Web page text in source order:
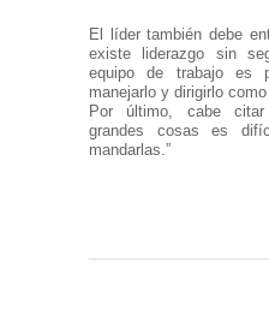
El líder también debe
existe liderazgo sin
equipo de trabajo es
manejarlo y dirigirlo
Por último, cabe citar
grandes cosas es
mandarlas.”